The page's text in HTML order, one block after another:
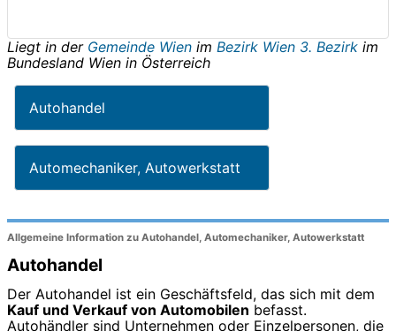
Liegt in der Gemeinde Wien im Bezirk Wien 3. Bezirk im
Bundesland Wien in Österreich
Autohandel
Automechaniker, Autowerkstatt
Allgemeine Information zu Autohandel, Automechaniker, Autowerkstatt
Autohandel
Der Autohandel ist ein Geschäftsfeld, das sich mit dem
Kauf und Verkauf von Automobilen befasst.
Autohändler sind Unternehmen oder Einzelpersonen, die